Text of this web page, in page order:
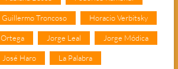
Guillermo Troncoso Horacio Verbitsky
Ortega Jorge Leal Jorge Módica
José Haro La Palabra